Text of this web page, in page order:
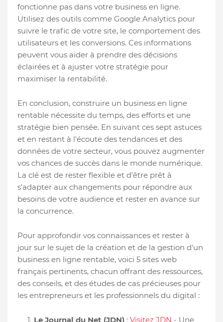
fonctionne pas dans votre business en ligne.
Utilisez des outils comme Google Analytics pour
suivre le trafic de votre site, le comportement des
utilisateurs et les conversions. Ces informations
peuvent vous aider à prendre des décisions
éclairées et à ajuster votre stratégie pour
maximiser la rentabilité.
En conclusion, construire un business en ligne
rentable nécessite du temps, des efforts et une
stratégie bien pensée. En suivant ces sept astuces
et en restant à l'écoute des tendances et des
données de votre secteur, vous pouvez augmenter
vos chances de succès dans le monde numérique.
La clé est de rester flexible et d'être prêt à
s'adapter aux changements pour répondre aux
besoins de votre audience et rester en avance sur
la concurrence.
Pour approfondir vos connaissances et rester à
jour sur le sujet de la création et de la gestion d'un
business en ligne rentable, voici 5 sites web
français pertinents, chacun offrant des ressources,
des conseils, et des études de cas précieuses pour
les entrepreneurs et les professionnels du digital :
Le Journal du Net (JDN) : Visitez JDN - Une